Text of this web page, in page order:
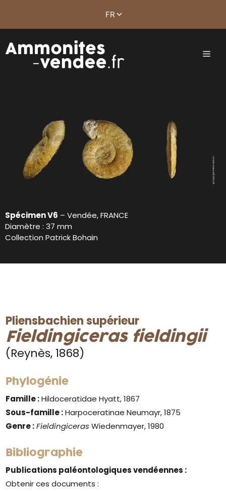
Spécimen V6 – Vendée, FRANCE
Diamètre : 37 mm
Collection Patrick Bohain
Pliensbachien supérieur
Fieldingiceras fieldingii
(Reynès, 1868)
Phylogénie
Famille :Hildoceratidae Hyatt, 1867
Sous-famille :Harpoceratinae Neumayr, 1875
Genre : Fieldingiceras Wiedenmayer, 1980
Bibliographie
Publications paléontologiques vendéennes :
Obtenir ces documents :